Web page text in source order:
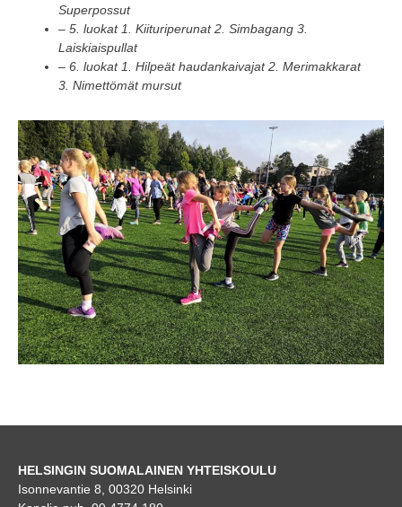
Superpossut
– 5. luokat 1. Kiituriperunat 2. Simbagang 3.
Laiskiaispullat
– 6. luokat 1. Hilpeät haudankaivajat 2. Merimakkarat
3. Nimettömät mursut
HELSINGIN SUOMALAINEN YHTEISKOULU
Isonnevantie 8, 00320 Helsinki